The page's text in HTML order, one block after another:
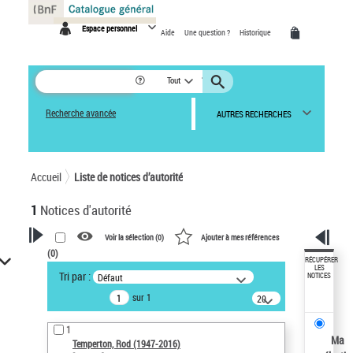
Espace personnel Aide Une question ? Historique
Tout
Recherche avancée AUTRES RECHERCHES
Accueil Liste de notices d’autorité
1 Notices d'autorité
VOTRE RECHERCHE
Recherche avancée dans les
notices d’autorité
Œuvres liées à l'auteur :
Temperton, Rod (1947-2016)
Voir la sélection (0) Ajouter à mes références
(0)
Tri par : Défaut
sur 1
20
résultats/page
1
Temperton, Rod (1947-2016)
RÉCUPÉRER
LES
NOTICES
Ma
Panneau de gestion des cookies